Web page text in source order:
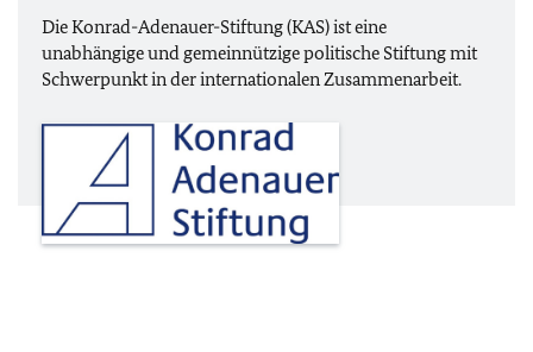
Die Konrad-Adenauer-Stiftung (KAS) ist eine
unabhängige und gemeinnützige politische Stiftung mit
Schwerpunkt in der internationalen Zusammenarbeit.